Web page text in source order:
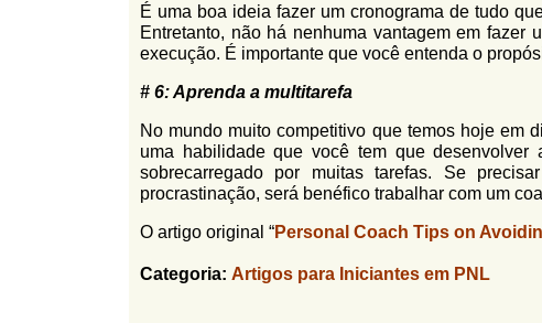
É uma boa ideia fazer um cronograma de tudo
Entretanto, não há nenhuma vantagem em fazer
execução. É importante que você entenda o
# 6: Aprenda a multitarefa
No mundo muito competitivo que temos hoje em
uma habilidade que você tem que
sobrecarregado por muitas tarefas. Se
procrastinação, será benéfico trabalhar com um
O artigo original “Personal Coach Tips on
Categoria: Artigos para Iniciantes em PNL